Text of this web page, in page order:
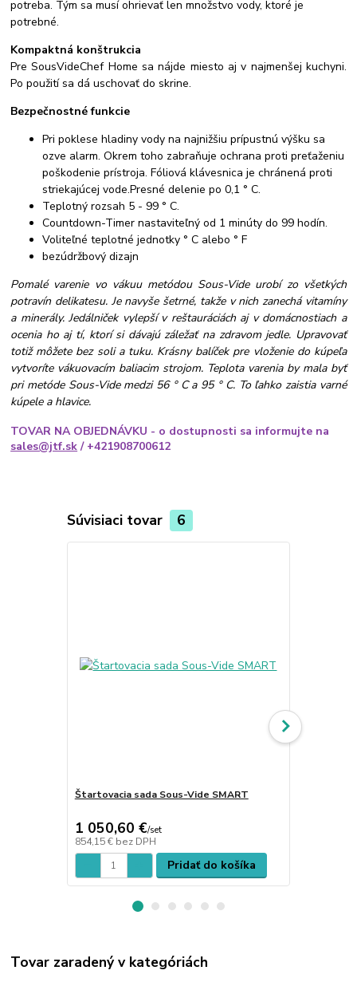
potreba. Tým sa musí ohrievať len množstvo vody, ktoré je
potrebné.
Kompaktná konštrukcia
Pre SousVideChef Home sa nájde miesto aj v najmenšej kuchyni.
Po použití sa dá uschovať do skrine.
Bezpečnostné funkcie
Pri poklese hladiny vody na najnižšiu prípustnú výšku sa
ozve alarm. Okrem toho zabraňuje ochrana proti preťaženiu
poškodenie prístroja. Fóliová klávesnica je chránená proti
striekajúcej vode.Presné delenie po 0,1 ° C.
Teplotný rozsah 5 - 99 ° C.
Countdown-Timer nastaviteľný od 1 minúty do 99 hodín.
Voliteľné teplotné jednotky ° C alebo ° F
bezúdržbový dizajn
Pomalé varenie vo vákuu metódou Sous-Vide urobí zo všetkých
potravín delikatesu. Je navyše šetrné, takže v nich zanechá vitamíny
a minerály. Jedálniček vylepší v reštauráciách aj v domácnostiach a
ocenia ho aj tí, ktorí si dávajú záležať na zdravom jedle. Upravovať
totiž môžete bez soli a tuku. Krásny balíček pre vloženie do kúpeľa
vytvoríte vákuovacím baliacim strojom. Teplota varenia by mala byť
pri metóde Sous-Vide medzi 56 ° C a 95 ° C. To ľahko zaistia varné
kúpele a hlavice.
TOVAR NA OBJEDNÁVKU - o dostupnosti sa informujte na
sales@jtf.sk/ +421908700612
Súvisiaci tovar 6
Štartovacia sada Sous-Vide SMART
1 050,60 €/set
854,15 € bez DPH
Pridať do košíka
Tovar zaradený v kategóriách